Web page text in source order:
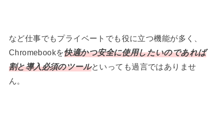
など仕事でもプライベートでも役に立つ機能が多く、
Chromebookを快適かつ安全に使用したいのであれば
割と導入必須のツールといっても過言ではありませ
ん。